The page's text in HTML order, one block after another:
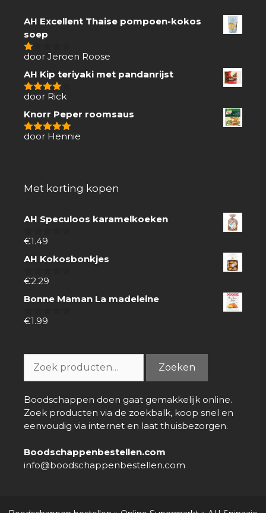
AH Excellent Thaise pompoen-kokos
soep
1
5
door Jeroen Roose
AH Kip teriyaki met pandanrijst
4van 5
door Rick
Knorr Peper roomsaus
5van 5
door Hennie
Met korting kopen
AH Speculoos karamelkoeken
0
5
€1.49
AH Kokosbonkjes
0
5
€2.29
Bonne Maman La madeleine
0
€1.99
naar:
Zoeken
Boodschappen doen gaat gemakkelijk online.
Zoek producten via de zoekbalk, koop snel en
eenvoudig via internet en laat thuisbezorgen.
Boodschappenbestellen.com
info@boodschappenbestellen.com